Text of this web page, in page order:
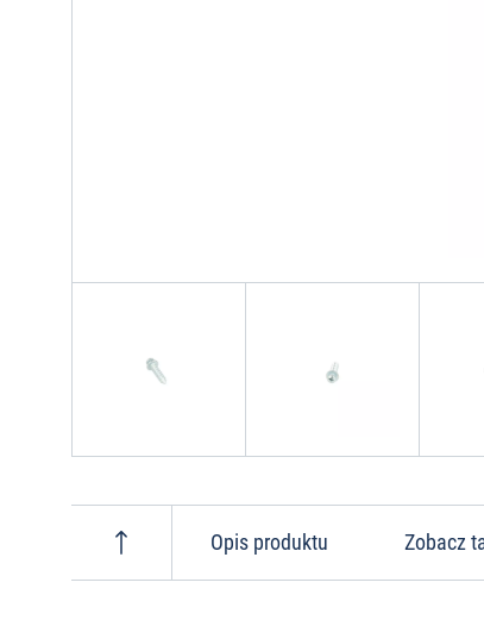
Opis produktu Zobacz